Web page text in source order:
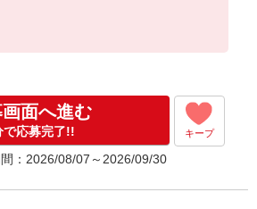
面へ進む
で応募完了!! キープ
：2026/08/07～2026/09/30